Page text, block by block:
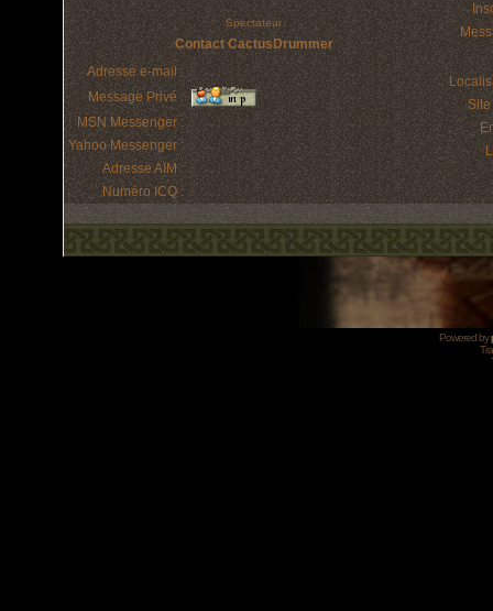
Spectateur
Contact CactusDrummer
Adresse e-mail :
Message Privé :
MSN Messenger :
Yahoo Messenger :
Adresse AIM :
Numéro ICQ :
Powered by